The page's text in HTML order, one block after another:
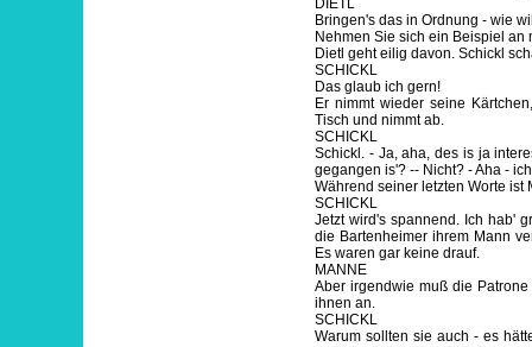
DIETL
Bringen's das in Ordnung - wie
Nehmen Sie sich ein Beispiel
Dietl geht eilig davon. Schickl
SCHICKL
Das glaub ich gern!
Er nimmt wieder seine
Tisch und nimmt ab.
SCHICKL
Schickl. - Ja, aha, des is ja
gegangen is'? -- Nicht? - Aha -
Während seiner letzten Worte ist
SCHICKL
Jetzt wird's spannend. Ich hab'
die Bartenheimer ihrem Mann
Es waren gar keine drauf.
MANNE
Aber irgendwie muß die
ihnen an.
SCHICKL
Warum sollten sie auch - es